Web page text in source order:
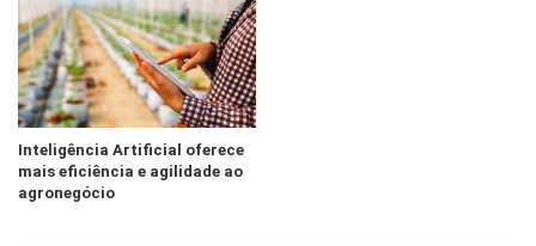
Inteligência Artificial oferece
mais eficiência e agilidade ao
agronegócio